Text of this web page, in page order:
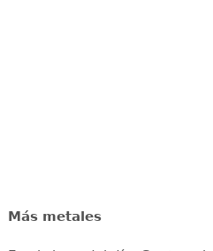
Más metales